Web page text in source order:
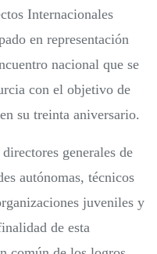
Internacionales
en representación
nacional que se
con el objetivo de
su treinta aniversario.
generales de
autónomas, técnicos
juveniles y
de esta